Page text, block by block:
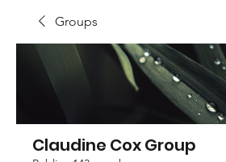
Groups
Claudine Cox Group